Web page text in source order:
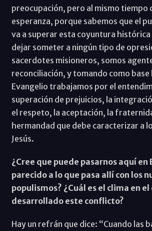
preocupación, pero al mismo tiempo
esperanza, porque sabemos que el
va a superar esta coyuntura histórica
dejar someter a ningún tipo de
sacerdotes misioneros, somos
reconciliación, y tomando como base
Evangelio trabajamos por el
superación de prejuicios, la
el respeto, la aceptación, la
hermandad que debe caracterizar a
Jesús.
¿Cree que puede pasarnos aquí en
parecido a lo que pasa allí con los
populismos? ¿Cuál es el clima en el
desarrollado este conflicto?
Hay un refrán que dice: “Cuando las